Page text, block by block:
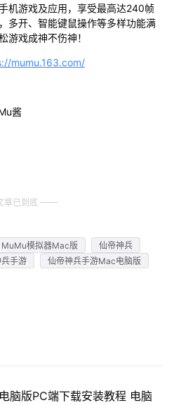
机游戏及应用，享受最高达240帧
多开、智能键鼠操作等多样功能满
游戏成神不伤神！
mumu.163.com/
酱
章已到底
MuMu模拟器Mac版
仙帝神兵
手游
仙帝神兵手游Mac电脑版
脑版PC端下载安装教程 电脑